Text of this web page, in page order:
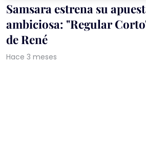
Samsara estrena su
ambiciosa: "Regular
de René
Hace 3 meses